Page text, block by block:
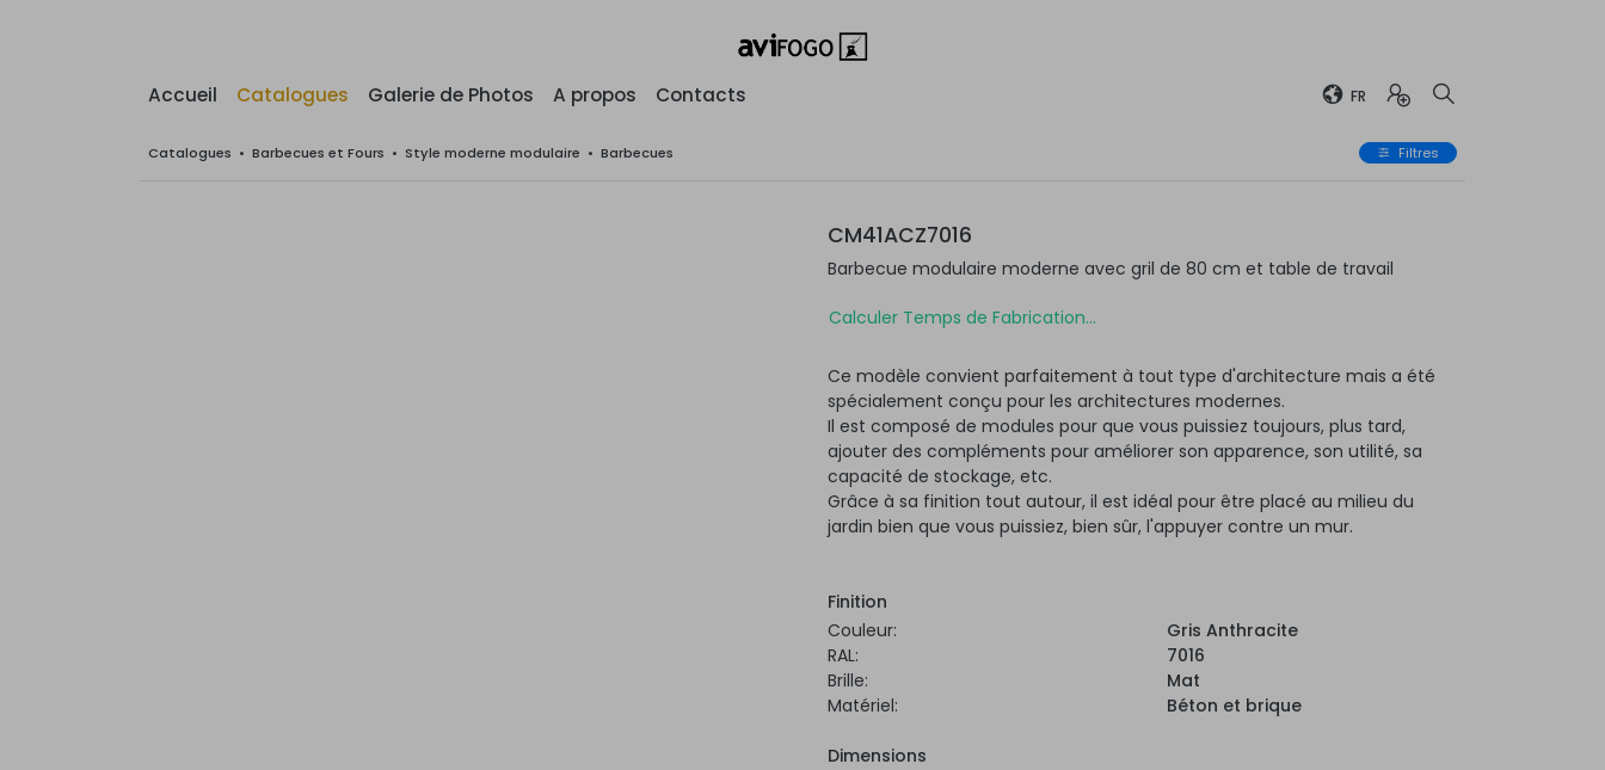
Accueil Catalogues Galerie de Photos A propos Contacts FR
Catalogues • Barbecues et Fours • Style moderne modulaire • Barbecues Filtres
CM41ACZ7016
Barbecue modulaire moderne avec gril de 80 cm et table de travail
Calculer Temps de Fabrication...
Ce modèle convient parfaitement à tout type d'architecture mais a été
spécialement conçu pour les architectures modernes.
Il est composé de modules pour que vous puissiez toujours, plus tard,
ajouter des compléments pour améliorer son apparence, son utilité, sa
capacité de stockage, etc.
Grâce à sa finition tout autour, il est idéal pour être placé au milieu du
jardin bien que vous puissiez, bien sûr, l'appuyer contre un mur.
Finition
Couleur:
Gris Anthracite
RAL:
7016
Brille:
Mat
Matériel:
Béton et brique
Dimensions